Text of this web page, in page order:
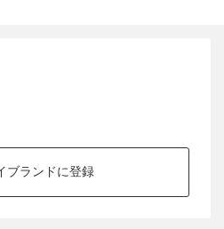
ブランドに登録